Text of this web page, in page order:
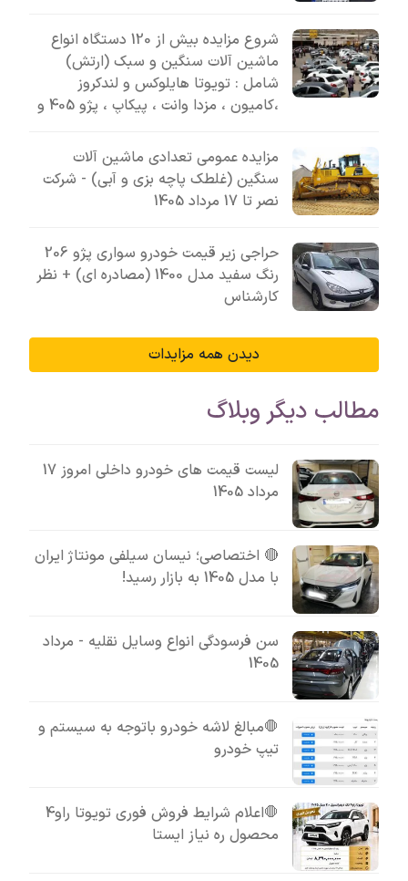
شروع مزایده بیش از 120 دستگاه انواع
ماشین آلات سنگین و سبک (ارتش)
شامل : تویوتا هایلوکس و لندکروز
،کامیون ، مزدا وانت ، پیکاپ ، پژو 405 و
مزایده عمومی تعدادی ماشین آلات
سنگین (غلطک پاچه بزی و آبی) - شرکت
نصر تا 17 مرداد 1405
حراجی زیر قیمت خودرو سواری پژو 206
رنگ سفید مدل 1400 (مصادره ای) + نظر
کارشناس
دیدن همه مزایدات
مطالب دیگر وبلاگ
لیست قیمت های خودرو داخلی امروز 17
مرداد 1405
🔴 اختصاصی؛ نیسان سیلفی مونتاژ ایران
با مدل 1405 به بازار رسید!
سن فرسودگی انواع وسایل نقلیه - مرداد
1405
🛑مبالغ لاشه خودرو باتوجه به سیستم و
تیپ خودرو
🛑اعلام شرایط فروش فوری تویوتا راو4
محصول ره نیاز ایستا